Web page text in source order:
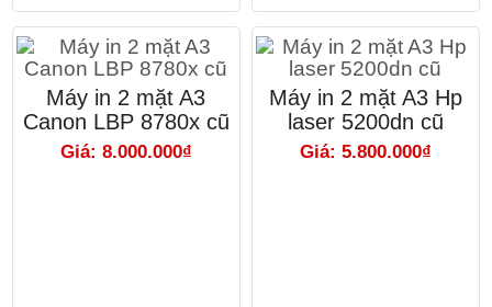
Máy in 2 mặt A3
Canon LBP 8780x cũ
Giá: 8.000.000₫
Máy in 2 mặt A3 Hp
laser 5200dn cũ
Giá: 5.800.000₫